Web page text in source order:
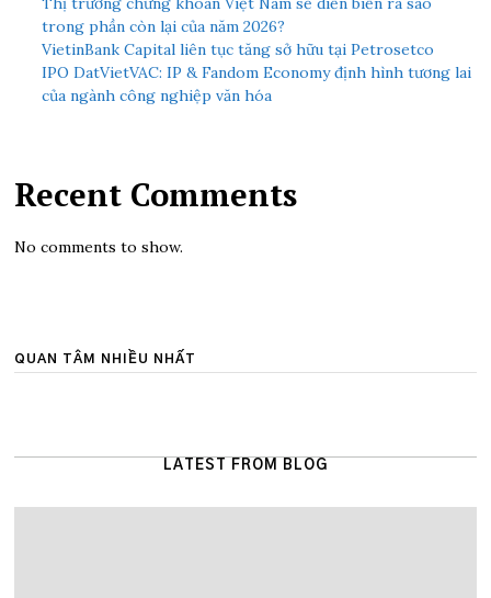
trong phần còn lại của năm 2026?
VietinBank Capital liên tục tăng sở hữu tại Petrosetco
IPO DatVietVAC: IP & Fandom Economy định hình tương lai
của ngành công nghiệp văn hóa
Recent Comments
No comments to show.
QUAN TÂM NHIỀU NHẤT
LATEST FROM BLOG